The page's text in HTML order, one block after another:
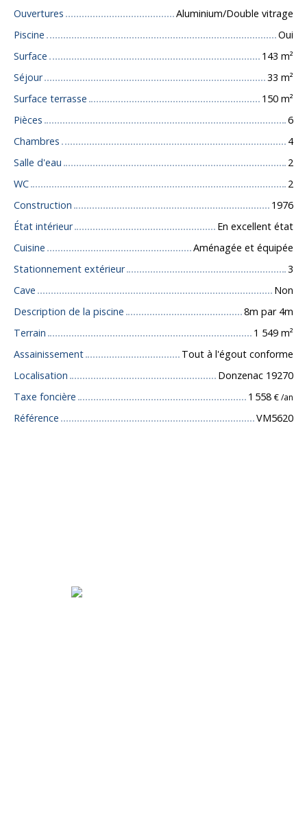
Ouvertures
Aluminium/Double vitrage
Piscine
Oui
Surface
143 m²
Séjour
33 m²
Surface terrasse
150 m²
Pièces
6
Chambres
4
Salle d'eau
2
WC
2
Construction
1976
État intérieur
En excellent état
Cuisine
Aménagée et équipée
Stationnement extérieur
3
Cave
Non
Description de la piscine
8m par 4m
Terrain
1 549 m²
Assainissement
Tout à l'égout conforme
Localisation
Donzenac 19270
Taxe foncière
1 558 € /an
Référence VM5620